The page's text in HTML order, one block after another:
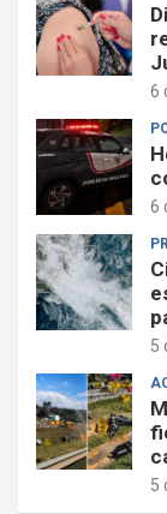
6
6
5
5